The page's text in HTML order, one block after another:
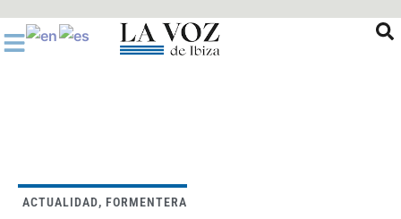
al
contenido
ACTUALIDAD, FORMENTERA